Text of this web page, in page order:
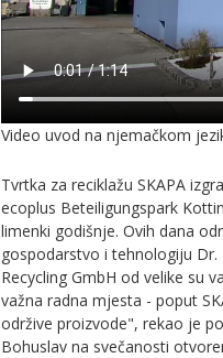
Video uvod na njemačkom
Tvrtka za reciklažu SKAPA
ecoplus Beteiligungspark
limenki godišnje. Ovih dana
gospodarstvo i tehnologiju
Recycling GmbH od velike su
važna radna mjesta - poput
održive proizvode", rekao je
Bohuslav na svečanosti